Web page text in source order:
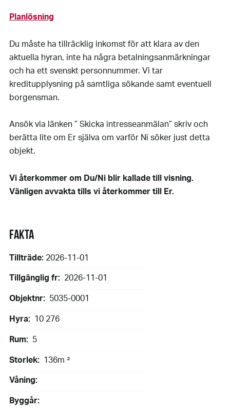
Planlösning
Du måste ha tillräcklig inkomst för att klara av den
aktuella hyran, inte ha några betalningsanmärkningar
och ha ett svenskt personnummer. Vi tar
kreditupplysning på samtliga sökande samt eventuell
borgensman.
Ansök via länken ” Skicka intresseanmälan” skriv och
berätta lite om Er själva om varför Ni söker just detta
objekt.
Vi återkommer om Du/Ni blir kallade till visning.
Vänligen avvakta tills vi återkommer till Er.
FAKTA
Tillträde:2026-11-01
Tillgänglig fr: 2026-11-01
Objektnr: 5035-0001
Hyra: 10 276
Rum: 5
Storlek: 136m ²
Våning:
Byggår: